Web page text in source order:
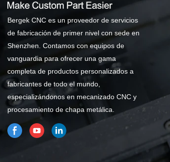
Bergek CNC es un proveedor de servicios
de fabricación de primer nivel con sede en
Shenzhen. Contamos con equipos de
vanguardia para ofrecer una gama
completa de productos personalizados a
fabricantes de todo el mundo,
especializándonos en mecanizado CNC y
procesamiento de chapa metálica.